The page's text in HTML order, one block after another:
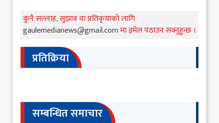
कुनै सल्लाह, सुझाव वा प्रतिकृयाको लागि
gaulemedianews@gmail.comमा इमेल पठाउन सक्नुहुन्छ ।
प्रतिक्रिया
सम्बन्धित समाचार